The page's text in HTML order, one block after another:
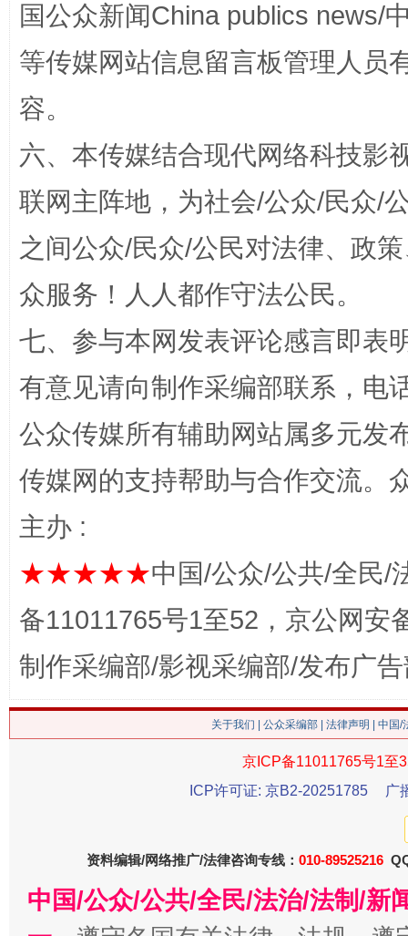
招工难、用工荒背后
今
国公众新闻China publics news/
等传媒网站信息留言板管理人员
容。
六、本传媒结合现代网络科技影
联网主阵地，为社会/公众/民众/
之间公众/民众/公民对法律、政
众服务！人人都作守法公民。
七、参与本网发表评论感言即表
有意见请向制作采编部联系，电
公众传媒所有辅助网站属多元发
传媒网的支持帮助与合作交流。
主办 :
★★★★★中国/公众/公共/全民/
备11011765号1至52，京公网安
制作采编部/影视采编部/发布广
关于我们 公众采编部 法律声明 | 中国
京ICP备11011765号1至
ICP许可证: 京B2-20251785
广
资料编辑/网络推广/法律咨询专线： 010-89525216
中国/公众/公共/全民/法治/法制/新